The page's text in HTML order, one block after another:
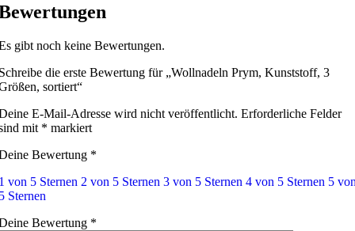
gibt noch keine Bewertungen.
die erste Bewertung für „Wollnadeln Prym, Kunststoff, 3
sortiert“
E-Mail-Adresse wird nicht veröffentlicht. Erforderliche Felder
mit * markiert
Bewertung *
von 5 Sternen 2 von 5 Sternen 3 von 5 Sternen 4 von 5 Sternen 5
Sternen
Bewertung *